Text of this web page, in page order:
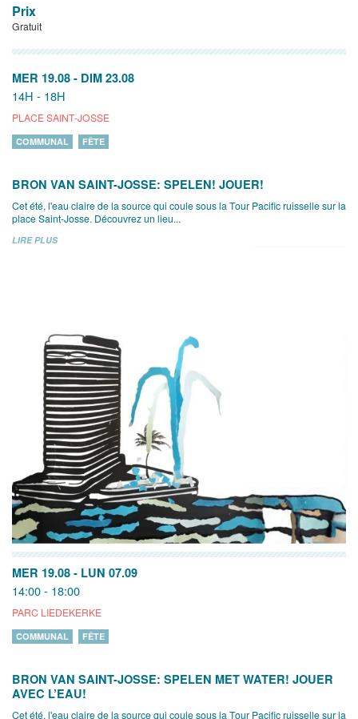
Prix
Gratuit
MER 19.08 - DIM 23.08
14H - 18H
PLACE SAINT-JOSSE
COMMUNAL FÊTE
BRON VAN SAINT-JOSSE: SPELEN! JOUER!
Cet été, l'eau claire de la source qui coule sous la Tour Pacific ruisselle sur la
place Saint-Josse. Découvrez un lieu...
LIRE PLUS
MER 19.08 - LUN 07.09
14:00 - 18:00
PARC LIEDEKERKE
COMMUNAL FÊTE
BRON VAN SAINT-JOSSE: SPELEN MET WATER! JOUER
AVEC L’EAU!
Cet été, l'eau claire de la source qui coule sous la Tour Pacific ruisselle sur la